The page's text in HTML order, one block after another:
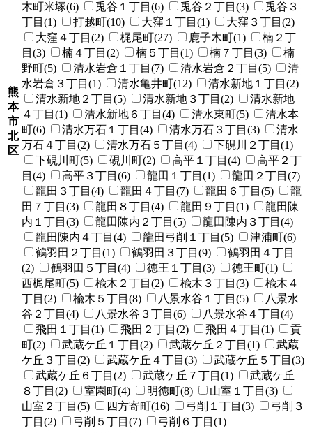
熊
本
市
北
区
木町米塚(6)
兎谷１丁目(6) 兎谷２丁目(3)
兎谷３
丁目(1)
打越町(10) 大窪１丁目(1)
大窪３丁目(2)
大窪４丁目(2)
梶尾町(27) 鹿子木町(1)
楠２丁
目(3)
楠４丁目(2) 楠５丁目(1) 楠７丁目(3)
楠
野町(5)
清水岩倉１丁目(7) 清水岩倉２丁目(5)
清
水岩倉３丁目(1)
清水亀井町(12)
清水新地１丁目(2)
清水新地２丁目(5)
清水新地３丁目(2)
清水新地
４丁目(1)
清水新地６丁目(4) 清水東町(5)
清水本
町(6)
清水万石１丁目(4) 清水万石３丁目(3)
清水
万石４丁目(2)
清水万石５丁目(4)
下硯川２丁目(1)
下硯川町(5)
硯川町(2) 高平１丁目(4)
高平２丁
目(4)
高平３丁目(6) 龍田１丁目(1)
龍田２丁目(7)
龍田３丁目(4)
龍田４丁目(7) 龍田６丁目(5)
龍
田７丁目(3)
龍田８丁目(4) 龍田９丁目(1)
龍田陳
内１丁目(3)
龍田陳内２丁目(5)
龍田陳内３丁目(4)
龍田陳内４丁目(4)
龍田弓削１丁目(5)
津浦町(6)
鶴羽田２丁目(1)
鶴羽田３丁目(9)
鶴羽田４丁目
(2)
鶴羽田５丁目(4) 徳王１丁目(3)
徳王町(1)
西梶尾町(5)
楡木２丁目(2) 楡木３丁目(3)
楡木４
丁目(2)
楡木５丁目(8) 八景水谷１丁目(5)
八景水
谷２丁目(4)
八景水谷３丁目(6)
八景水谷４丁目(4)
飛田１丁目(1)
飛田２丁目(2) 飛田４丁目(1)
貢
町(2)
武蔵ケ丘１丁目(2) 武蔵ケ丘２丁目(1)
武蔵
ケ丘３丁目(2)
武蔵ケ丘４丁目(3)
武蔵ケ丘５丁目(3)
武蔵ケ丘６丁目(2)
武蔵ケ丘７丁目(1)
武蔵ケ丘
８丁目(2)
室園町(4) 明徳町(8)
山室１丁目(3)
山室２丁目(5)
四方寄町(16) 弓削１丁目(3)
弓削３
丁目(2)
弓削５丁目(7) 弓削６丁目(1)